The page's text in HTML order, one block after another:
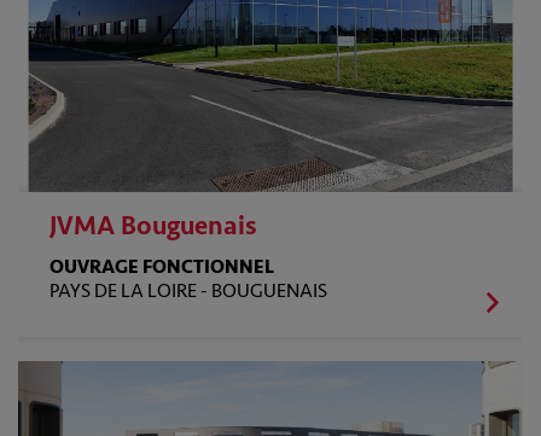
JVMA Bouguenais
OUVRAGE FONCTIONNEL
PAYS DE LA LOIRE - BOUGUENAIS